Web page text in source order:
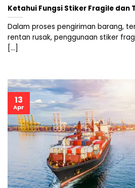
Ketahui Fungsi Stiker Fragile dan
Dalam proses pengiriman barang,
rentan rusak, penggunaan stiker
[...]
13
Apr